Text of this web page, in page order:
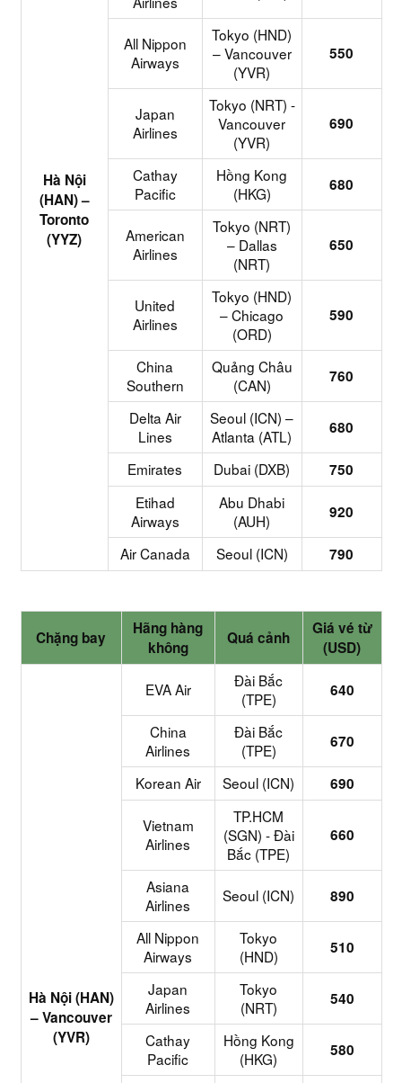
Hà Nội
(HAN) –
Toronto
(YYZ)
All Nippon
Airways
Tokyo (HND)
– Vancouver
(YVR)
550
Japan
Airlines
Tokyo (NRT) -
Vancouver
(YVR)
690
Cathay
Pacific
Hồng Kong
(HKG)
680
American
Airlines
Tokyo (NRT)
– Dallas
(NRT)
650
United
Airlines
Tokyo (HND)
– Chicago
(ORD)
590
China
Southern
Quảng Châu
(CAN)
760
Delta Air
Lines
Seoul (ICN) –
Atlanta (ATL)
680
Emirates Dubai (DXB)
750
Etihad
Airways
Abu Dhabi
(AUH)
920
Air Canada Seoul (ICN) 790
Chặng bay
Hãng hàng
không
Quá cảnh
Giá vé từ
(USD)
Hà Nội (HAN)
– Vancouver
(YVR)
EVA Air
Đài Bắc
(TPE)
640
China
Airlines
Đài Bắc
(TPE)
670
Korean Air Seoul (ICN) 690
Vietnam
Airlines
TP.HCM
(SGN) - Đài
Bắc (TPE)
660
Asiana
Airlines
Seoul (ICN) 890
All Nippon
Airways
Tokyo
(HND)
510
Japan
Airlines
Tokyo
(NRT)
540
Cathay
Pacific
Hồng Kong
(HKG)
580